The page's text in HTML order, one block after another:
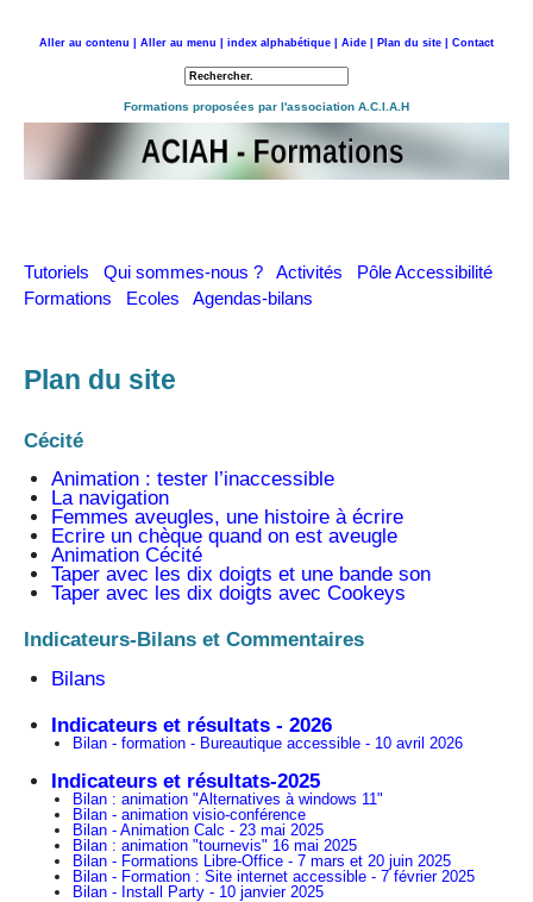
Aller au contenu | Aller au menu | index alphabétique | Aide | Plan du site | Contact
Formations proposées par l'association A.C.I.A.H
Tutoriels Qui sommes-nous ? Activités Pôle Accessibilité
Formations Ecoles Agendas-bilans
Plan du site
Cécité
Animation : tester l’inaccessible
La navigation
Femmes aveugles, une histoire à écrire
Ecrire un chèque quand on est aveugle
Animation Cécité
Taper avec les dix doigts et une bande son
Taper avec les dix doigts avec Cookeys
Indicateurs-Bilans et Commentaires
Bilans
Indicateurs et résultats - 2026
Bilan - formation - Bureautique accessible - 10 avril 2026
Indicateurs et résultats-2025
Bilan : animation "Alternatives à windows 11"
Bilan - animation visio-conférence
Bilan - Animation Calc - 23 mai 2025
Bilan : animation "tournevis" 16 mai 2025
Bilan - Formations Libre-Office - 7 mars et 20 juin 2025
Bilan - Formation : Site internet accessible - 7 février 2025
Bilan - Install Party - 10 janvier 2025